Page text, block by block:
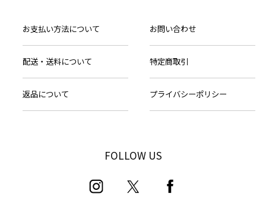
お支払い方法について
配送・送料について
返品について
お問い合わせ
特定商取引
プライバシーポリシー
FOLLOW US